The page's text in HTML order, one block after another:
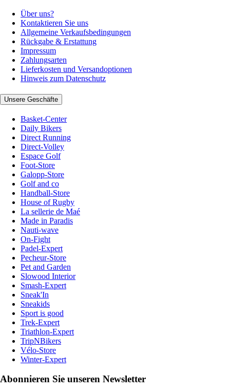
Über uns?
Kontaktieren Sie uns
Allgemeine Verkaufsbedingungen
Rückgabe & Erstattung
Impressum
Zahlungsarten
Lieferkosten und Versandoptionen
Hinweis zum Datenschutz
Unsere Geschäfte
Basket-Center
Daily Bikers
Direct Running
Direct-Volley
Espace Golf
Foot-Store
Galopp-Store
Golf and co
Handball-Store
House of Rugby
La sellerie de Maé
Made in Paradis
Nauti-wave
On-Fight
Padel-Expert
Pecheur-Store
Pet and Garden
Slowood Interior
Smash-Expert
Sneak'In
Sneakids
Sport is good
Trek-Expert
Triathlon-Expert
TripNBikers
Vélo-Store
Winter-Expert
Abonnieren Sie unseren Newsletter